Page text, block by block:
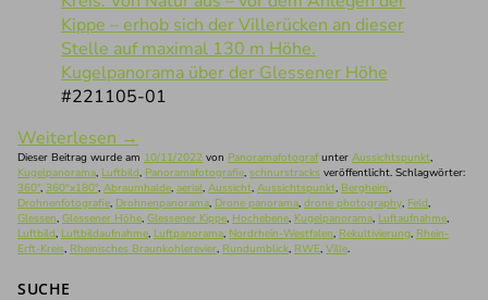
Kugelpanorama über der Glessener Höhe
#221105-01
Weiterlesen →
Dieser Beitrag wurde am 10/11/2022 von Panoramafotografunter Aussichtspunkt,
Kugelpanorama, Luftbild, Panoramafotografie, schnurstracks veröffentlicht. Schlagwörter:
360°, 360°x180°, Abraumhalde, aerial, Aussicht, Aussichtspunkt, Bergheim,
Drohnenfotografie, Drohnenpanorama, Drone panorama, drone photography, Feld,
Glessen, Glessener Höhe, Glessener Kippe, Hochebene, Kugelpanorama, Luftaufnahme,
Luftbild, Luftbildaufnahme, Luftpanorama, Nordrhein-Westfalen, Rekultivierung, Rhein-
Erft-Kreis, Rheinisches Braunkohlerevier, Rundumblick, RWE, Ville.
SUCHE